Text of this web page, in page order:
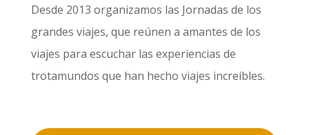
Desde 2013 organizamos las Jornadas de los
grandes viajes, que reúnen a amantes de los
viajes para escuchar las experiencias de
trotamundos que han hecho viajes increíbles.